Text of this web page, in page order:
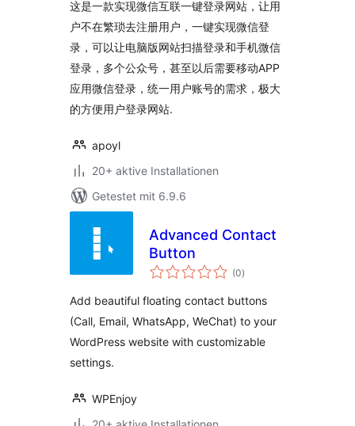
这是一款实现微信互联一键登录网站，让用
户不在繁琐去注册用户，一键实现微信登
录，可以让电脑版网站扫描登录和手机微信
登录，多个公众号，甚至以后需要移动APP
应用微信登录，统一用户账号的需求，极大
的方便用户登录网站.
apoyl
20+ aktive Installationen
Getestet mit 6.9.6
Advanced Contact
Button
(0Bewertungen
insgesamt
)
Add beautiful floating contact buttons
(Call, Email, WhatsApp, WeChat) to your
WordPress website with customizable
settings.
WPEnjoy